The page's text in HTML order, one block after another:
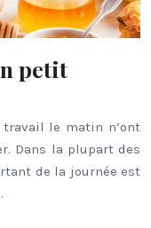
petit
le matin n’ont
Dans la plupart des
de la journée est